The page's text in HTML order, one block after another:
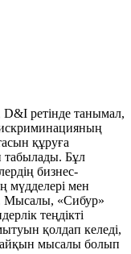
D&I ретінде танымал,
құруға
табылады. Бұл
бизнес-
мүдделері мен
Мысалы, «Сибур»
теңдікті
қолдап келеді,
мысалы болып